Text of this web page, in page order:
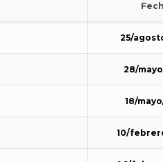
25/
28/
18/
10/